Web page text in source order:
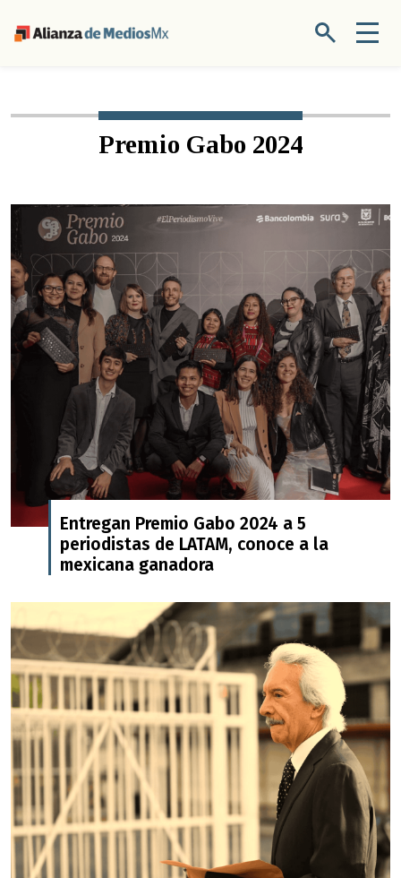
Premio Gabo 2024
Entregan Premio Gabo 2024 a 5
periodistas de LATAM, conoce a la
mexicana ganadora